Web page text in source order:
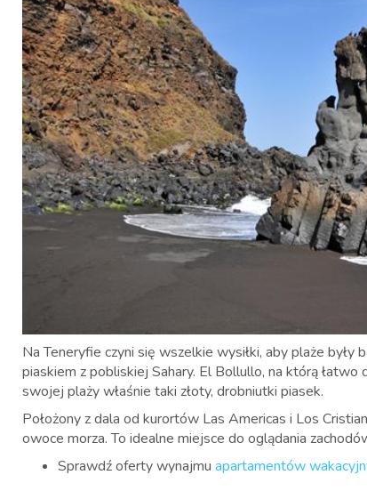
Na Teneryfie czyni się wszelkie wysiłki, aby plaże
piaskiem z pobliskiej Sahary. El Bollullo, na którą łatwo
swojej plaży właśnie taki złoty, drobniutki piasek.
Położony z dala od kurortów Las Americas i Los
owoce morza. To idealne miejsce do oglądania
Sprawdź oferty wynajmu apartamentów